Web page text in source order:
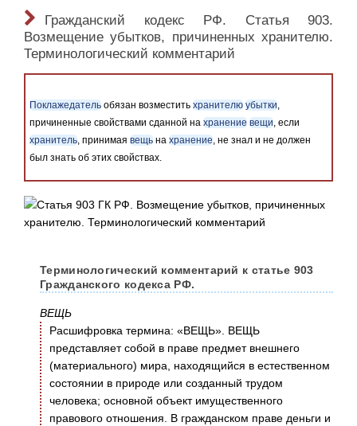
Законодательство
Гражданский кодекс РФ. Статья 903.
Возмещение убытков, причиненных хранителю.
Терминологический комментарий
Поклажедатель обязан возместить хранителю убытки,
причиненные свойствами сданной на хранение вещи, если
хранитель, принимая вещь на хранение, не знал и не должен
был знать об этих свойствах.
Терминологический комментарий к статье 903
Гражданского кодекса РФ.
ВЕЩЬ
Расшифровка термина: «ВЕЩЬ». ВЕЩЬ
представляет собой в праве предмет внешнего
(материального) мира, находящийся в естественном
состоянии в природе или созданный трудом
человека; основной объект имущественного
правового отношения. В гражданском праве деньги и